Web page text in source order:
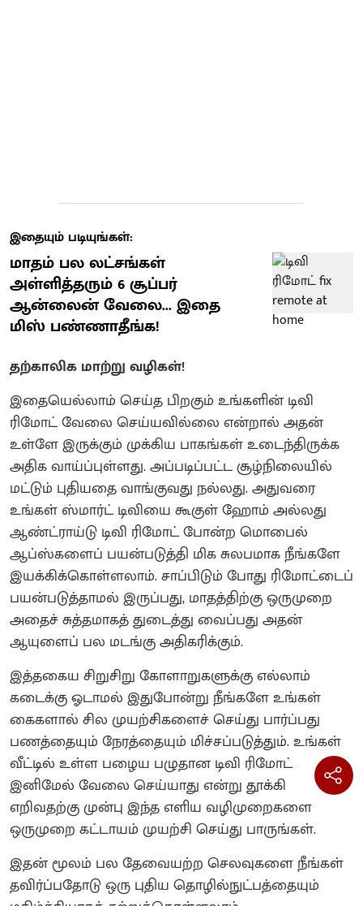
இதையும் படியுங்கள்:
மாதம் பல லட்சங்கள்
அள்ளித்தரும் 6 சூப்பர்
ஆன்லைன் வேலை... இதை
மிஸ் பண்ணாதீங்க!
தற்காலிக மாற்று வழிகள்!
இதையெல்லாம் செய்த பிறகும் உங்களின் டிவி
ரிமோட் வேலை செய்யவில்லை என்றால் அதன்
உள்ளே இருக்கும் முக்கிய பாகங்கள் உடைந்திருக்க
அதிக வாய்ப்புள்ளது. அப்படிப்பட்ட சூழ்நிலையில்
மட்டும் புதியதை வாங்குவது நல்லது. அதுவரை
உங்கள் ஸ்மார்ட் டிவியை கூகுள் ஹோம் அல்லது
ஆண்ட்ராய்டு டிவி ரிமோட் போன்ற மொபைல்
ஆப்ஸ்களைப் பயன்படுத்தி மிக சுலபமாக நீங்களே
இயக்கிக்கொள்ளலாம். சாப்பிடும் போது ரிமோட்டைப்
பயன்படுத்தாமல் இருப்பது, மாதத்திற்கு ஒருமுறை
அதைச் சுத்தமாகத் துடைத்து வைப்பது அதன்
ஆயுளைப் பல மடங்கு அதிகரிக்கும்.
இத்தகைய சிறுசிறு கோளாறுகளுக்கு எல்லாம்
கடைக்கு ஓடாமல் இதுபோன்று நீங்களே உங்கள்
கைகளால் சில முயற்சிகளைச் செய்து பார்ப்பது
பணத்தையும் நேரத்தையும் மிச்சப்படுத்தும். உங்கள்
வீட்டில் உள்ள பழைய பழுதான டிவி ரிமோட்
இனிமேல் வேலை செய்யாது என்று தூக்கி
எறிவதற்கு முன்பு இந்த எளிய வழிமுறைகளை
ஒருமுறை கட்டாயம் முயற்சி செய்து பாருங்கள்.
இதன் மூலம் பல தேவையற்ற செலவுகளை நீங்கள்
தவிர்ப்பதோடு ஒரு புதிய தொழில்நுட்பத்தையும்